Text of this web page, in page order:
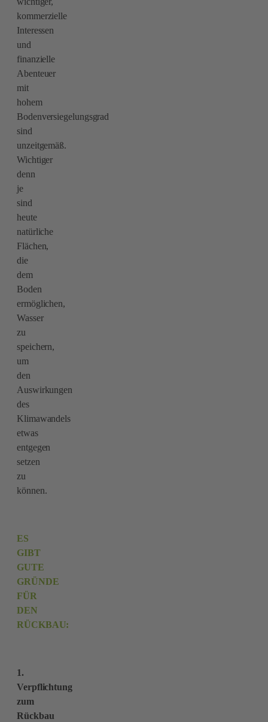
kommerzielle
Interessen
und
finanzielle
Abenteuer
mit
hohem
Bodenversiegelungsgrad
sind
unzeitgemäß.
Wichtiger
denn
je
sind
heute
natürliche
Flächen,
die
dem
Boden
ermöglichen,
Wasser
zu
speichern,
um
den
Auswirkungen
des
Klimawandels
etwas
entgegen
setzen
zu
können.
ES
GIBT
GUTE
GRÜNDE
FÜR
DEN
RÜCKBAU:
1.
Verpflichtung
zum
Rückbau